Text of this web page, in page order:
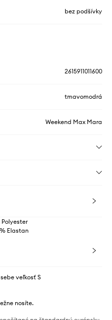
bez podšívky
2615911011600
tmavomodrá
Weekend Max Mara
Elastan
veľkosť S
nosíte.